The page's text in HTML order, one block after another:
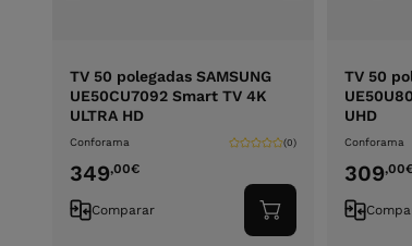
TV 50 polegadas SAMSUNG
UE50CU7092 Smart TV 4K
ULTRA HD
Conforama (0)
349,00€
Comparar
Adicionar
ao
TV 50
UHD
Conforama
309,00